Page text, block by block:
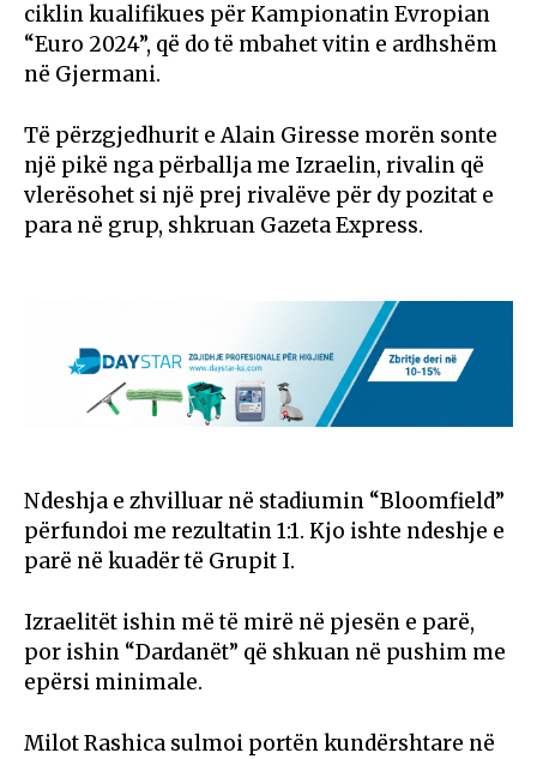
ciklin kualifikues për Kampionatin Evropian
“Euro 2024”, që do të mbahet vitin e ardhshëm
në Gjermani.
Të përzgjedhurit e Alain Giresse morën sonte
një pikë nga përballja me Izraelin, rivalin që
vlerësohet si një prej rivalëve për dy pozitat e
para në grup, shkruan Gazeta Express.
Ndeshja e zhvilluar në stadiumin “Bloomfield”
përfundoi me rezultatin 1:1. Kjo ishte ndeshje e
parë në kuadër të Grupit I.
Izraelitët ishin më të mirë në pjesën e parë,
por ishin “Dardanët” që shkuan në pushim me
epërsi minimale.
Milot Rashica sulmoi portën kundërshtare në